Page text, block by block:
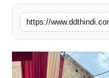
राजनीति
मनोरंजन